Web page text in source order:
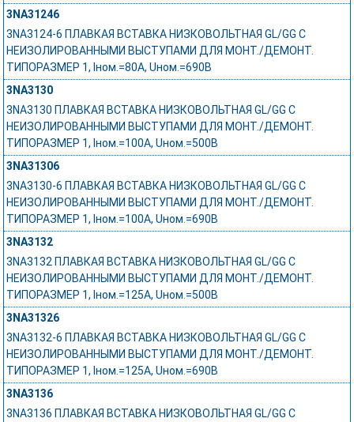
3NA31246
3NA3124-6 ПЛАВКАЯ ВСТАВКА НИЗКОВОЛЬТНАЯ GL/GG С
НЕИЗОЛИРОВАННЫМИ ВЫСТУПАМИ ДЛЯ МОНТ./ДЕМОНТ.
ТИПОРАЗМЕР 1, Iном.=80A, Uном.=690В
3NA3130
3NA3130 ПЛАВКАЯ ВСТАВКА НИЗКОВОЛЬТНАЯ GL/GG С
НЕИЗОЛИРОВАННЫМИ ВЫСТУПАМИ ДЛЯ МОНТ./ДЕМОНТ.
ТИПОРАЗМЕР 1, Iном.=100A, Uном.=500В
3NA31306
3NA3130-6 ПЛАВКАЯ ВСТАВКА НИЗКОВОЛЬТНАЯ GL/GG С
НЕИЗОЛИРОВАННЫМИ ВЫСТУПАМИ ДЛЯ МОНТ./ДЕМОНТ.
ТИПОРАЗМЕР 1, Iном.=100A, Uном.=690В
3NA3132
3NA3132 ПЛАВКАЯ ВСТАВКА НИЗКОВОЛЬТНАЯ GL/GG С
НЕИЗОЛИРОВАННЫМИ ВЫСТУПАМИ ДЛЯ МОНТ./ДЕМОНТ.
ТИПОРАЗМЕР 1, Iном.=125A, Uном.=500В
3NA31326
3NA3132-6 ПЛАВКАЯ ВСТАВКА НИЗКОВОЛЬТНАЯ GL/GG С
НЕИЗОЛИРОВАННЫМИ ВЫСТУПАМИ ДЛЯ МОНТ./ДЕМОНТ.
ТИПОРАЗМЕР 1, Iном.=125A, Uном.=690В
3NA3136
3NA3136 ПЛАВКАЯ ВСТАВКА НИЗКОВОЛЬТНАЯ GL/GG С